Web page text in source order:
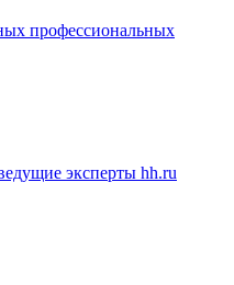
профессиональных
эксперты hh.ru